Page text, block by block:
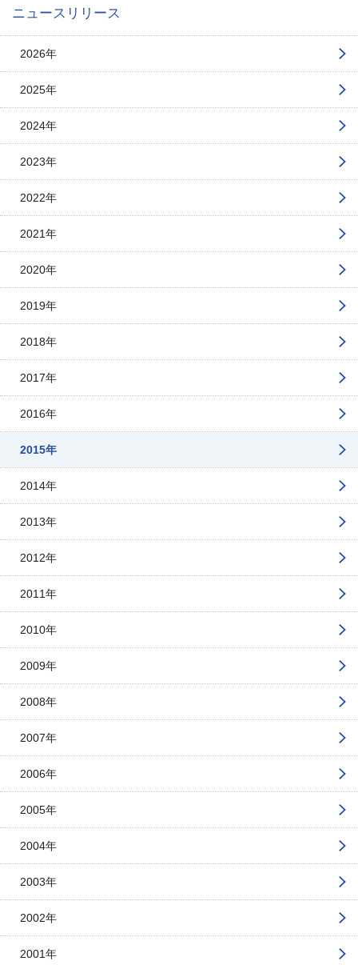
ニュースリリース
2026年
2025年
2024年
2023年
2022年
2021年
2020年
2019年
2018年
2017年
2016年
2015年
2014年
2013年
2012年
2011年
2010年
2009年
2008年
2007年
2006年
2005年
2004年
2003年
2002年
2001年